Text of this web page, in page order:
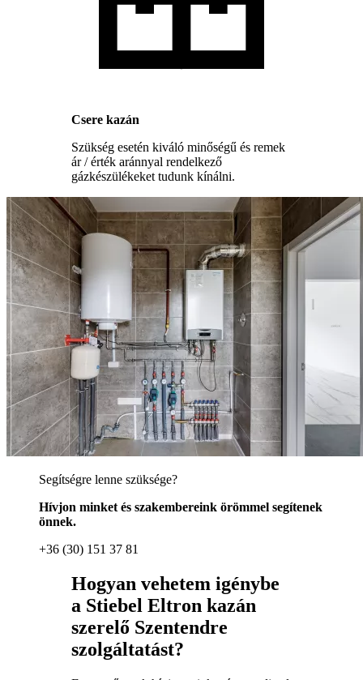
Csere kazán
Szükség esetén kiváló minőségű és remek
ár / érték aránnyal rendelkező
gázkészülékeket tudunk kínálni.
Segítségre lenne szüksége?
Hívjon minket és szakembereink örömmel segítenek
önnek.
+36 (30) 151 37 81
Hogyan vehetem igénybe
a Stiebel Eltron kazán
szerelő Szentendre
szolgáltatást?